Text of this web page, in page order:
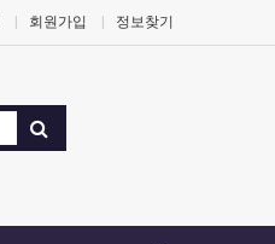
회원가입 정보찾기